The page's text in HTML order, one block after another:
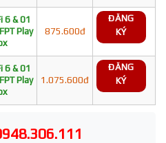
6 & 01
Play
875.600đ
ĐĂNG
KÝ
6 & 01
Play
1.075.600đ
ĐĂNG
KÝ